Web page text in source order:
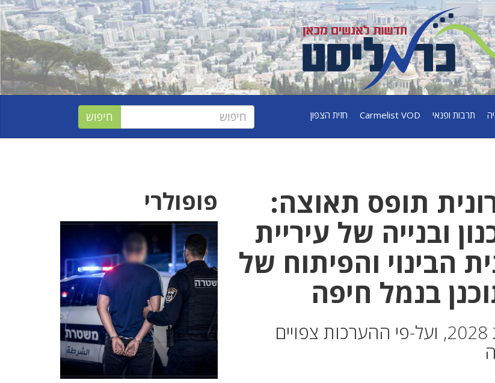
תרבות ופנאי Carmelist VOD חזית הצפון
תופס תאוצה:
ובנייה של עיריית
הבינוי והפיתוח של
בנמל חיפה
הטרמינל החדש צפוי להיפתח בשנת 2028, ועל-פי ההערכות צפויים
פופולרי